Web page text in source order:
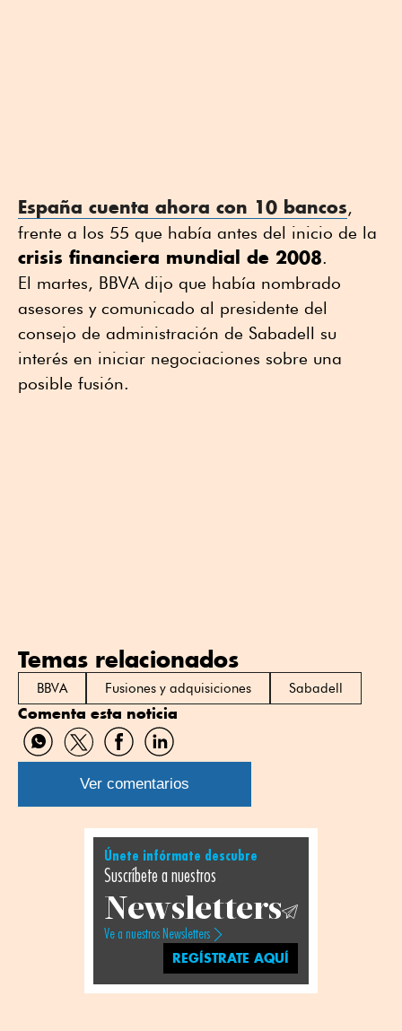
España cuenta ahora con 10 bancos,
frente a los 55 que había antes del inicio de la
crisis financiera mundial de 2008.
El martes, BBVA dijo que había nombrado
asesores y comunicado al presidente del
consejo de administración de Sabadell su
interés en iniciar negociaciones sobre una
posible fusión.
Temas relacionados
BBVA Fusiones y adquisiciones Sabadell
Comenta esta noticia
Compartir
por
WhatsApp
Compartir
por
Twitter
Compartir
por
Facebook
Compartir
por
Linkedin
Ver comentarios
Únete infórmate descubre
Suscríbete a nuestros
Newsletters
Ve a nuestros Newsletters
REGÍSTRATE AQUÍ